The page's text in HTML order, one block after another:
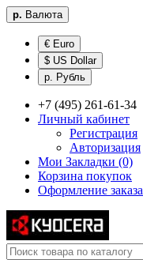
р. Валюта
€ Euro
$ US Dollar
р. Рубль
+7 (495) 261-61-34
Личный кабинет
Регистрация
Авторизация
Мои Закладки (0)
Корзина покупок
Оформление заказа